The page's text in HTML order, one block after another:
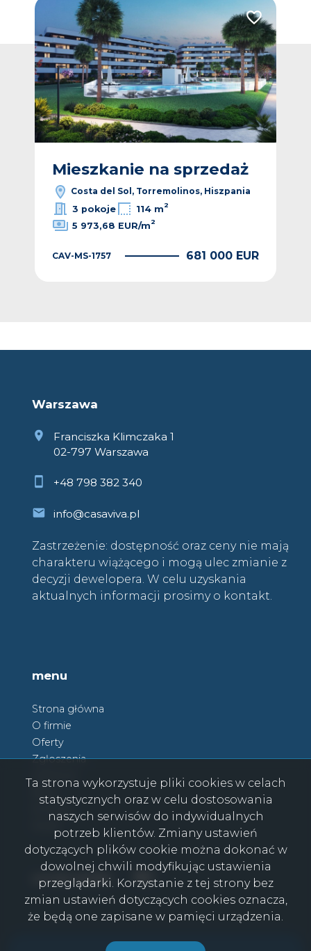
Dodaj do ulubionych Dodaj do
Mieszkanie na sprzedaż
Costa del Sol, Torremolinos, Hiszpania
3 pokoje
114 m2
5 973,68 EUR/m2
CAV-MS-1757 681 000 EUR
Warszawa
Franciszka Klimczaka 1
02-797 Warszawa
+48 798 382 340
info@casaviva.pl
Zastrzeżenie: dostępność oraz ceny nie mają
charakteru wiążącego i mogą ulec zmianie z
decyzji dewelopera. W celu uzyskania
aktualnych informacji prosimy o kontakt.
menu
Strona główna
O firmie
Oferty
Zgłoszenia
Kontakt
social media Facebook
Facebook
Ta strona wykorzystuje pliki cookies w celach
statystycznych oraz w celu dostosowania
naszych serwisów do indywidualnych
potrzeb klientów. Zmiany ustawień
dotyczących plików cookie można dokonać w
dowolnej chwili modyfikując ustawienia
przeglądarki. Korzystanie z tej strony bez
zmian ustawień dotyczących cookies oznacza,
że będą one zapisane w pamięci urządzenia.